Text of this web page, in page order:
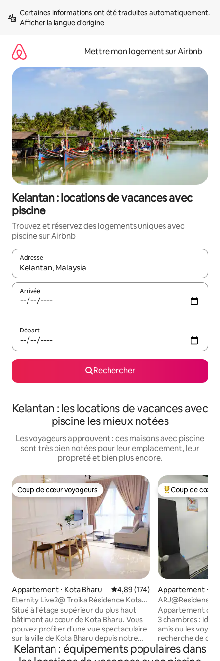
directement
Afficher la langue d'origine
Mettre mon logement sur Airbnb
Kelantan : locations de vacances avec
piscine
Trouvez et réservez des logements uniques avec
piscine sur Airbnb
Adresse
Lorsque les résultats s'affichent, utilisez les flèches vers le
Arrivée
Départ
Rechercher
Kelantan : les locations de vacances avec
piscine les mieux notées
Les voyageurs approuvent : ces maisons avec piscine
sont très bien notées pour leur emplacement, leur
propreté et bien plus encore.
Coup de cœur voyageurs
Coup de cœur voyageurs
Appartement ⋅ Kota Bharu Évaluation moyenne sur la
4,89 (174)
Eternity Live2@ Troika Résidence Kota
Bharu-1B4Pax
Situé à l'étage supérieur du plus haut
bâtiment au cœur de Kota Bharu. Vous
pouvez profiter d'une vue spectaculaire
sur la ville de Kota Bharu depuis notre
maison. Nous proposons une maison
confortable et contemporaine pour les
Coups de cœur
Coup de cœur
Appartement ⋅
ARJ@Residensi
Wifi, Netflix
Appartement de
3 chambres :
amis ou les
recherche de
Peut accueillir
3 chambres
Kelantan : équipements populaires dans